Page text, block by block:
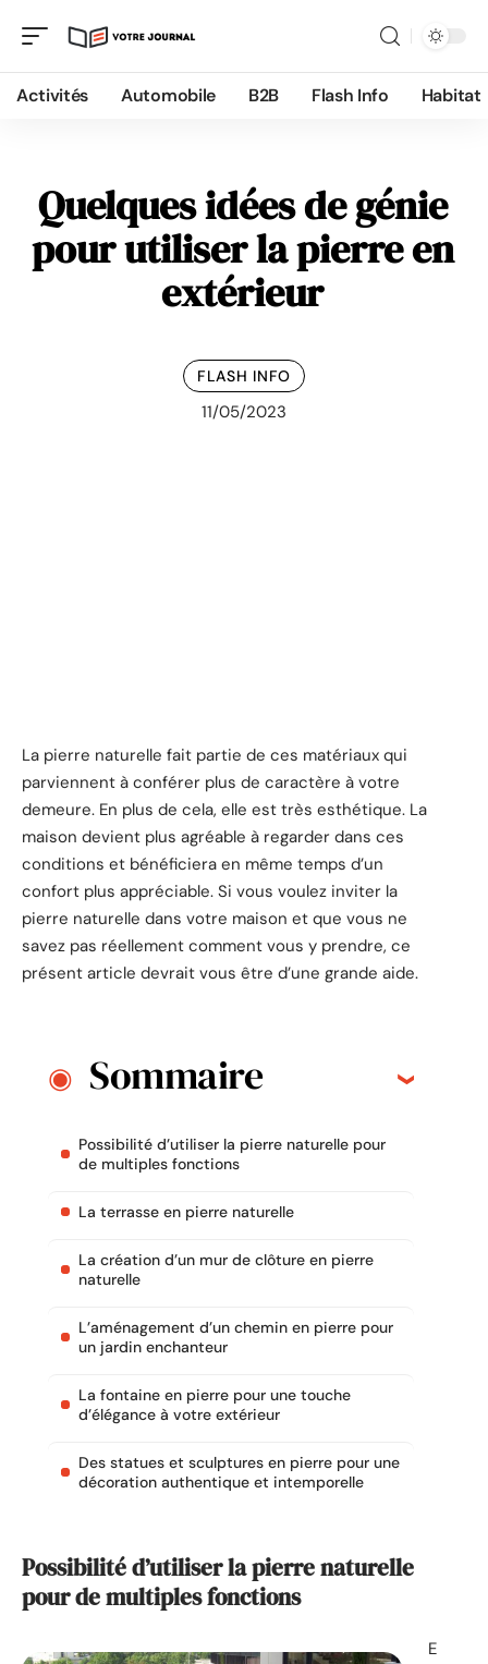
Activités Automobile B2B Flash Info Habitat
Quelques idées de génie
pour utiliser la pierre en
extérieur
FLASH INFO
11/05/2023
La pierre naturelle fait partie de ces matériaux qui
parviennent à conférer plus de caractère à votre
demeure. En plus de cela, elle est très esthétique. La
maison devient plus agréable à regarder dans ces
conditions et bénéficiera en même temps d’un
confort plus appréciable. Si vous voulez inviter la
pierre naturelle dans votre maison et que vous ne
savez pas réellement comment vous y prendre, ce
présent article devrait vous être d’une grande aide.
Sommaire
Possibilité d’utiliser la pierre naturelle pour
de multiples fonctions
La terrasse en pierre naturelle
La création d’un mur de clôture en pierre
naturelle
L’aménagement d’un chemin en pierre pour
un jardin enchanteur
La fontaine en pierre pour une touche
d’élégance à votre extérieur
Des statues et sculptures en pierre pour une
décoration authentique et intemporelle
Possibilité d’utiliser la pierre naturelle
pour de multiples fonctions
E